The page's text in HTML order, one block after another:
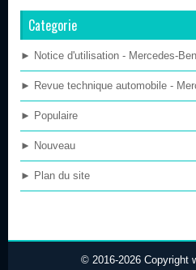
Categorie
► Notice d'utilisation - Mercedes-
► Revue technique automobile -
► Populaire
► Nouveau
► Plan du site
© 2016-2026 Copyright